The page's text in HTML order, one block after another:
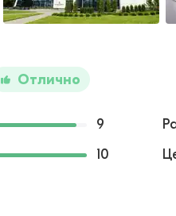
Отлично
9
10